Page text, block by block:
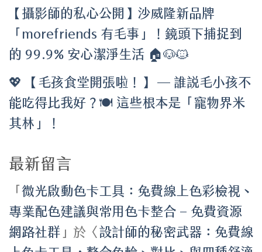
【攝影師的私心公開】沙威隆新品牌
「morefriends 有毛事」！鏡頭下捕捉到
的 99.9% 安心潔淨生活 🏠🐶🐱
💖 【毛孩食堂開張啦！】 — 誰說毛小孩不
能吃得比我好？🍽️ 這些根本是「寵物界米
其林」！
最新留言
「微光啟動色卡工具：免費線上色彩檢視、
專業配色建議與常用色卡整合 – 免費資源
網路社群 」於〈設計師的秘密武器：免費線